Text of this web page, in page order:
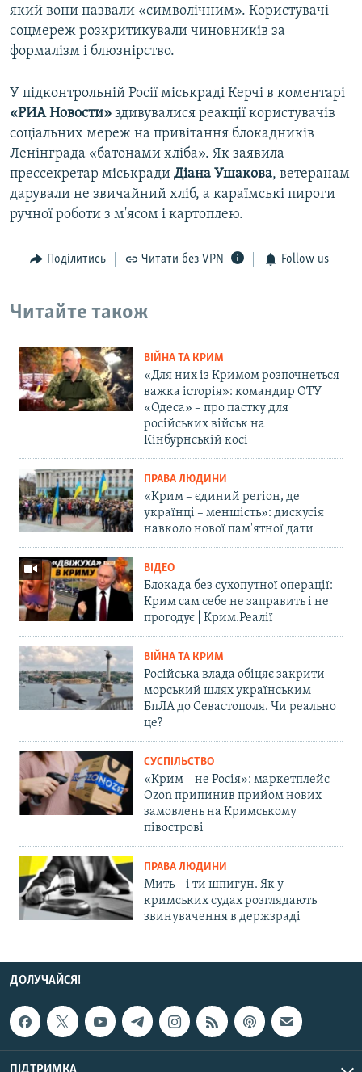
який вони назвали «символічним». Користувачі
соцмереж розкритикували чиновників за
формалізм і блюзнірство.
У підконтрольній Росії міськраді Керчі в коментарі
«РИА Новости» здивувалися реакції користувачів
соціальних мереж на привітання блокадників
Ленінграда «батонами хліба». Як заявила
прессекретар міськради Діана Ушакова, ветеранам
дарували не звичайний хліб, а караїмські пироги
ручної роботи з м'ясом і картоплею.
Поділитись Читати без VPN Follow us
Читайте також
ВІЙНА ТА КРИМ
«Для них із Кримом розпочнеться
важка історія»: командир ОТУ
«Одеса» – про пастку для
російських військ на
Кінбурнській косі
ПРАВА ЛЮДИНИ
«Крим – єдиний регіон, де
українці – меншість»: дискусія
навколо нової пам'ятної дати
ВІДЕО
Блокада без сухопутної операції:
Крим сам себе не заправить і не
прогодує | Крим.Реалії
ВІЙНА ТА КРИМ
Російська влада обіцяє закрити
морський шлях українським
БпЛА до Севастополя. Чи реально
це?
СУСПІЛЬСТВО
«Крим – не Росія»: маркетплейс
Ozon припинив прийом нових
замовлень на Кримському
півострові
ПРАВА ЛЮДИНИ
Мить – і ти шпигун. Як у
кримських судах розглядають
звинувачення в держзраді
ДОЛУЧАЙСЯ!
ПІДТРИМКА